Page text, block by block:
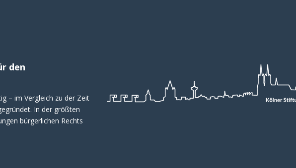
den
– im Vergleich zu der Zeit
In der größten
bürgerlichen Rechts